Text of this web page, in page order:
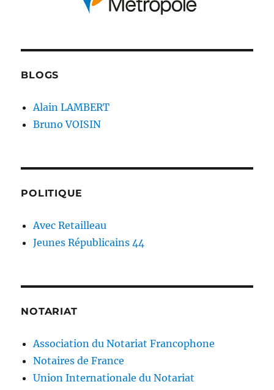
BLOGS
Alain LAMBERT
Bruno VOISIN
POLITIQUE
Avec Retailleau
Jeunes Républicains 44
NOTARIAT
Association du Notariat Francophone
Notaires de France
Union Internationale du Notariat